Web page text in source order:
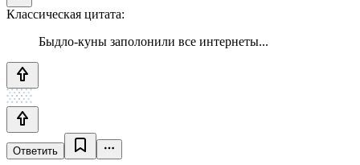
Классическая цитата:
Быдло-куны заполонили все интернеты...
Ответить